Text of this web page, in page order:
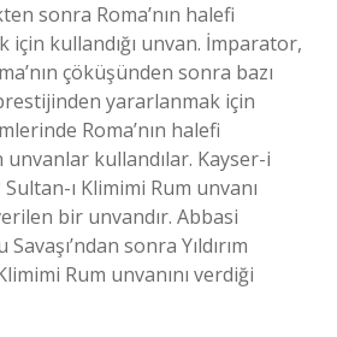
sonra Roma’nın halefi
kullandığı unvan. İmparator,
çöküşünden sonra bazı
yararlanmak için
Roma’nın halefi
unvanlar kullandılar. Kayser-i
ı Klimimi Rum unvanı
verilen bir unvandır. Abbasi
sonra Yıldırım
Rum unvanını verdiği